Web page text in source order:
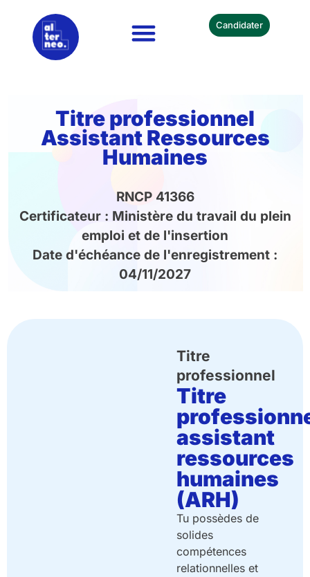
Candidater
Titre professionnel
Assistant Ressources
Humaines
RNCP 41366
Certificateur : Ministère du travail du plein
emploi et de l'insertion
Date d'échéance de l'enregistrement :
04/11/2027
Titre
professionnel
Titre
assistant
ressources
humaines
(ARH)
Tu possèdes de
solides
compétences
relationnelles et